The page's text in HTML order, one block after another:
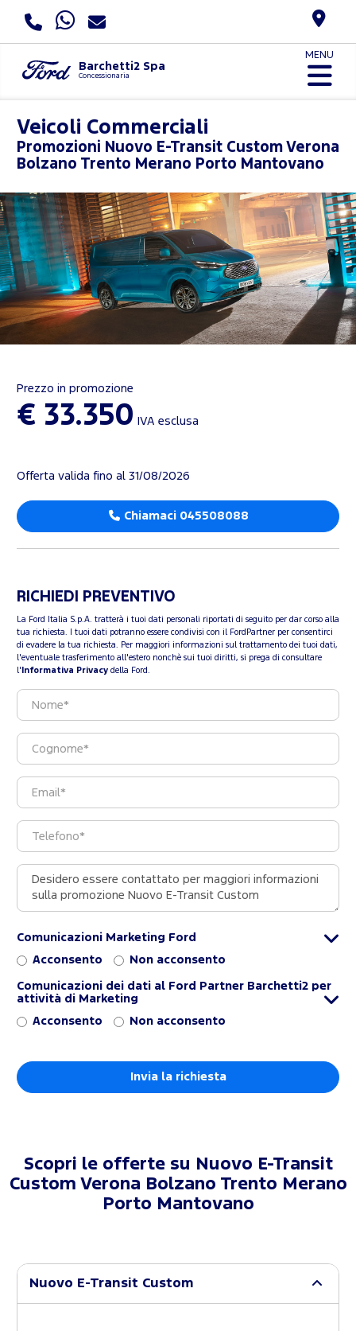
Barchetti2 Spa
Concessionaria
MENU
Veicoli Commerciali
Promozioni Nuovo E-Transit Custom Verona
Bolzano Trento Merano Porto Mantovano
Prezzo in promozione
€ 33.350 IVA esclusa
Offerta valida fino al 31/08/2026
Chiamaci 045508088
RICHIEDI PREVENTIVO
La Ford Italia S.p.A. tratterà i tuoi dati personali riportati di seguito per dar corso alla
tua richiesta. I tuoi dati potranno essere condivisi con il FordPartner per consentirci
di evadere la tua richiesta. Per maggiori informazioni sul trattamento dei tuoi dati,
l'eventuale trasferimento all'estero nonchè sui tuoi diritti, si prega di consultare
l' Informativa Privacy della Ford.
Comunicazioni Marketing Ford
Acconsento Non acconsento
Comunicazioni dei dati al Ford Partner Barchetti2 per
attività di Marketing
Acconsento Non acconsento
Scopri le offerte su
Nuovo E-Transit
Custom Verona Bolzano Trento Merano
Porto Mantovano
Nuovo E-Transit Custom